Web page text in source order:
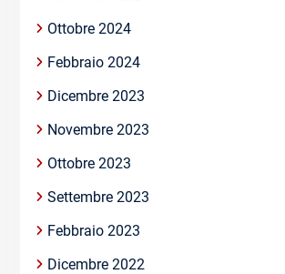
Ottobre 2024
Febbraio 2024
Dicembre 2023
Novembre 2023
Ottobre 2023
Settembre 2023
Febbraio 2023
Dicembre 2022